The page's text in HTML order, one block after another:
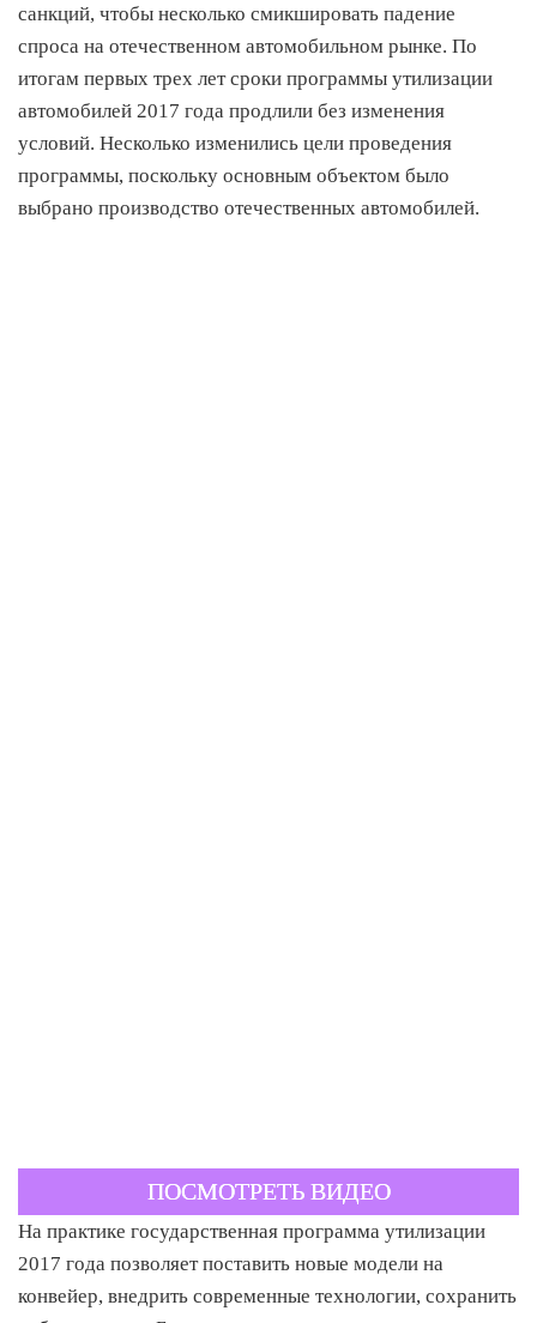
санкций, чтобы несколько смикшировать падение
спроса на отечественном автомобильном рынке. По
итогам первых трех лет сроки программы утилизации
автомобилей 2017 года продлили без изменения
условий. Несколько изменились цели проведения
программы, поскольку основным объектом было
выбрано производство отечественных автомобилей.
ПОСМОТРЕТЬ ВИДЕО
На практике государственная программа утилизации
2017 года позволяет поставить новые модели на
конвейер, внедрить современные технологии, сохранить